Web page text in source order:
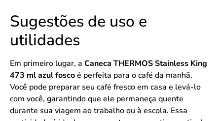
Sugestões de uso e
utilidades
Em primeiro lugar, a Caneca THERMOS Stainless King
473 ml azul foscoé perfeita para o café da manhã.
Você pode preparar seu café fresco em casa e levá-lo
com você, garantindo que ele permaneça quente
durante sua viagem ao trabalho ou à escola. Essa